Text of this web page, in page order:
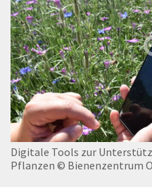
Digitale Tools zur
Pflanzen © Bienenzentrum